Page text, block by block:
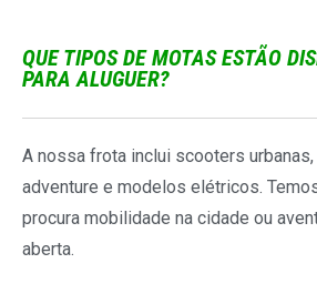
QUE TIPOS DE MOTAS ESTÃO
PARA ALUGUER?
A nossa frota inclui scooters
adventure e modelos elétricos.
procura mobilidade na cidade ou
aberta.